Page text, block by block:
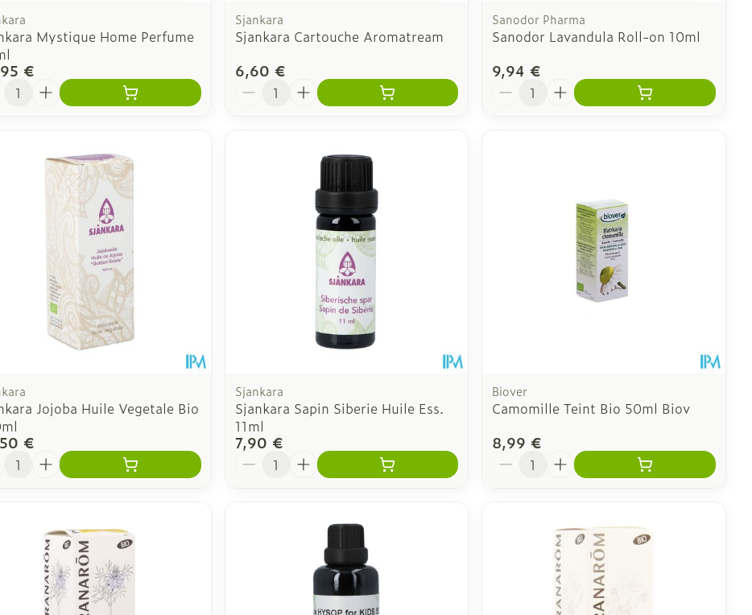
Mystique Home Perfume
€
Sjankara
Sjankara Cartouche Aromatream
6,60 €
Quantité
Sanodor Pharma
Sanodor Lavandula Roll-on 10ml
9,94 €
Quantité
Jojoba Huile Vegetale Bio
€
Sjankara
Sjankara Sapin Siberie Huile Ess.
11ml
7,90 €
Quantité
Biover
Camomille Teint Bio 50ml Biov
8,99 €
Quantité